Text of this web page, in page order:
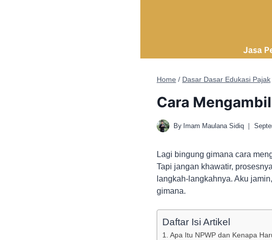
Home / Dasar Dasar Edukasi Pajak
Cara
By Imam Maulana Sidiq
Lagi bingung gimana cara
Tapi jangan khawatir,
langkah-langkahnya. Aku
gimana.
Daftar Isi Artikel
Apa Itu NPWP dan Kenapa